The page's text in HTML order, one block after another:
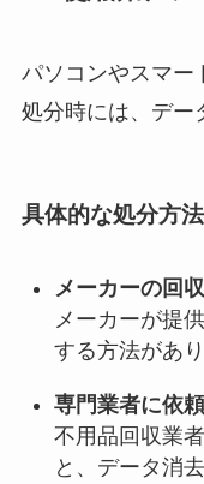
パソコンやスマー
処分時には、デー
具体的な処分方法
メーカーの回
メーカーが提
する方法があり
専門業者に依頼
不用品回収業
と、データ消